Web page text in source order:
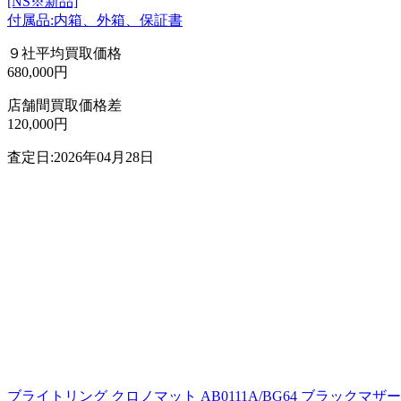
付属品:内箱、外箱、保証書
９社平均買取価格
680,000円
店舗間買取価格差
120,000円
査定日:2026年04月28日
ブライトリング クロノマット AB0111A/BG64 ブラックマザ